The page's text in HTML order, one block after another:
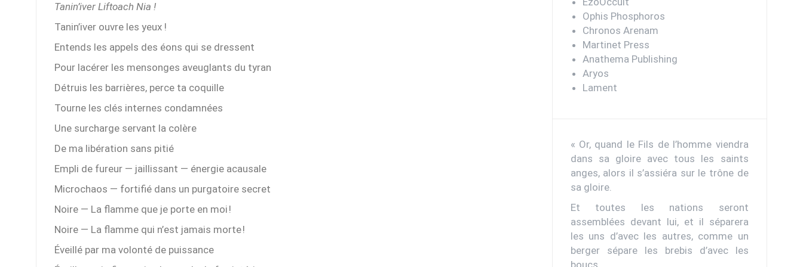
Tanin’iver Liftoach Nia !
Tanin’iver ouvre les yeux !
Entends les appels des éons qui se dressent
Pour lacérer les mensonges aveuglants du tyran
Détruis les barrières, perce ta coquille
Tourne les clés internes condamnées
Une surcharge servant la colère
De ma libération sans pitié
Empli de fureur — jaillissant — énergie acausale
Microchaos — fortifié dans un purgatoire secret
Noire — La flamme que je porte en moi !
Noire — La flamme qui n’est jamais morte !
Éveillé par ma volonté de puissance
Ophis Phosphoros
Chronos Arenam
Martinet Press
Anathema Publishing
Aryos
Lament
« Or, quand le Fils de l’homme viendra
dans sa gloire avec tous les saints
anges, alors il s’assiéra sur le trône de
sa gloire.
Et toutes les nations seront
assemblées devant lui, et il séparera
les uns d’avec les autres, comme un
berger sépare les brebis d’avec les
boucs.